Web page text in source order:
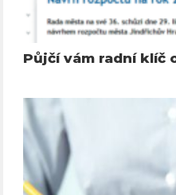
Půjčí vám radní klíč